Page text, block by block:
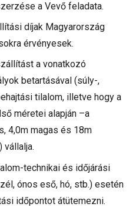
a Vevő feladata.
díjak Magyarország
érvényesek.
a vonatkozó
betartásával (súly-,
tilalom, illetve hogy a
méretei alapján –a
4,0m magas és 18m
technikai és időjárási
ónos eső, hó, stb.) esetén
időpontot átütemezni.